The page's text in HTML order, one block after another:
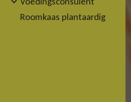
Roomkaas plantaardig